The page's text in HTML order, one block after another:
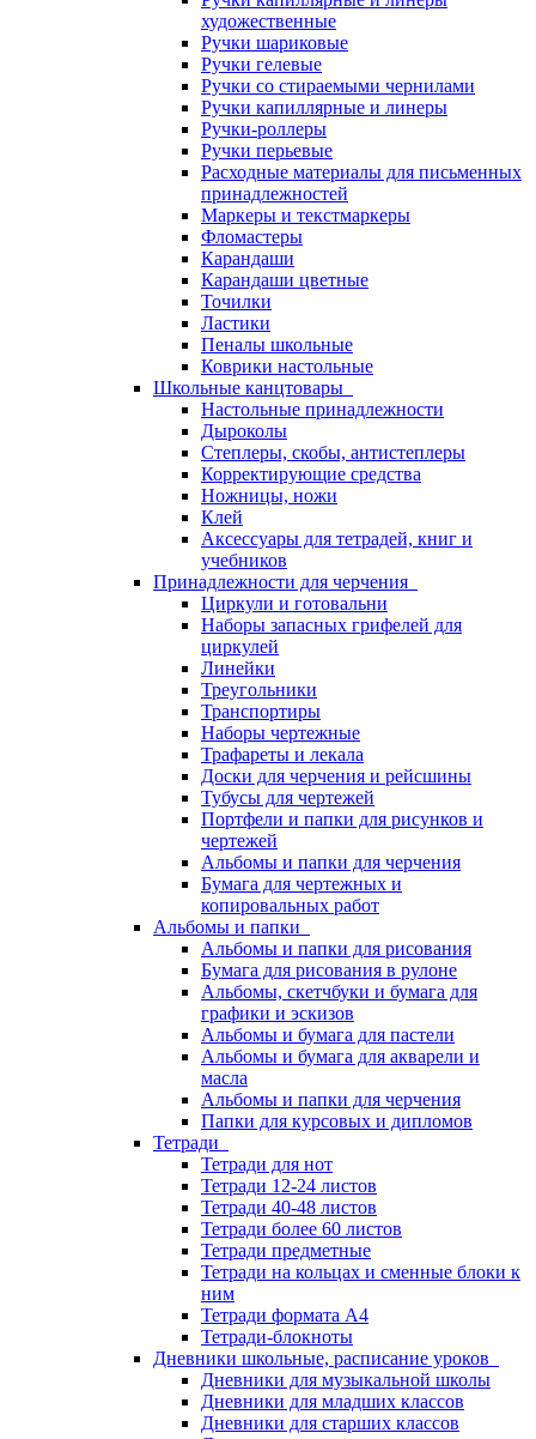
художественные
Ручки шариковые
Ручки гелевые
Ручки со стираемыми чернилами
Ручки капиллярные и линеры
Ручки-роллеры
Ручки перьевые
Расходные материалы для письменных
принадлежностей
Маркеры и текстмаркеры
Фломастеры
Карандаши
Карандаши цветные
Точилки
Ластики
Пеналы школьные
Коврики настольные
Школьные канцтовары
Настольные принадлежности
Дыроколы
Степлеры, скобы, антистеплеры
Корректирующие средства
Ножницы, ножи
Клей
Аксессуары для тетрадей, книг и
учебников
Принадлежности для черчения
Циркули и готовальни
Наборы запасных грифелей для
циркулей
Линейки
Треугольники
Транспортиры
Наборы чертежные
Трафареты и лекала
Доски для черчения и рейсшины
Тубусы для чертежей
Портфели и папки для рисунков и
чертежей
Альбомы и папки для черчения
Бумага для чертежных и
копировальных работ
Альбомы и папки
Альбомы и папки для рисования
Бумага для рисования в рулоне
Альбомы, скетчбуки и бумага для
графики и эскизов
Альбомы и бумага для пастели
Альбомы и бумага для акварели и
масла
Альбомы и папки для черчения
Папки для курсовых и дипломов
Тетради
Тетради для нот
Тетради 12-24 листов
Тетради 40-48 листов
Тетради более 60 листов
Тетради предметные
Тетради на кольцах и сменные блоки к
ним
Тетради формата А4
Тетради-блокноты
Дневники школьные, расписание уроков
Дневники для музыкальной школы
Дневники для младших классов
Дневники для старших классов